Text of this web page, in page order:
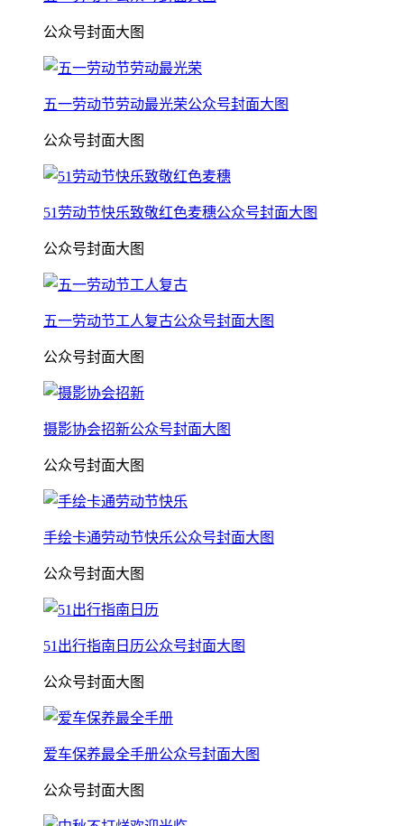
公众号封面大图
五一劳动节劳动最光荣公众号封面大图
公众号封面大图
51劳动节快乐致敬红色麦穗公众号封面大图
公众号封面大图
五一劳动节工人复古公众号封面大图
公众号封面大图
摄影协会招新公众号封面大图
公众号封面大图
手绘卡通劳动节快乐公众号封面大图
公众号封面大图
51出行指南日历公众号封面大图
公众号封面大图
爱车保养最全手册公众号封面大图
公众号封面大图